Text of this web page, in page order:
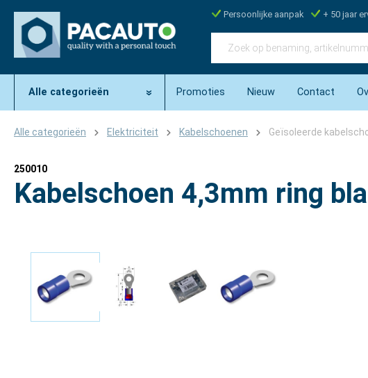
Persoonlijke aanpak + 50 jaar
Alle categorieën Promoties Nieuw Contact
Alle categorieën Elektriciteit Kabelschoenen Geïsoleerde
250010
Kabelschoen 4,3mm ring